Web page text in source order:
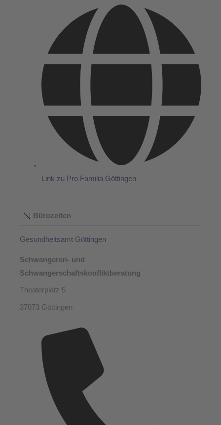
Link zu Pro Familia Göttingen
Bürozeiten
Gesundheitsamt Göttingen
Schwangeren- und
Schwangerschaftskonfliktberatung
Theaterplatz 5
37073 Göttingen